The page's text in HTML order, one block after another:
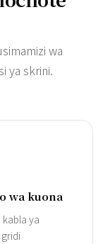
wa
ya skrini.
wa kuona
ya